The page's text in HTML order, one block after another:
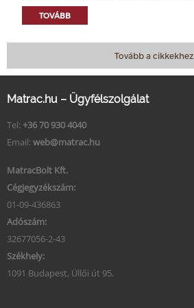
TOVÁBB
Tovább a cikkekhez
Matrac.hu – Ügyfélszolgálat
Tel: +36 70 930 4040
Email: web@matrac.hu
MatracBolt Kft.
Cégjegyzékszám:
01-09-436863
Adószám:
32677056-2-43
Székhely:
1091 Budapest, Üllői út 95.